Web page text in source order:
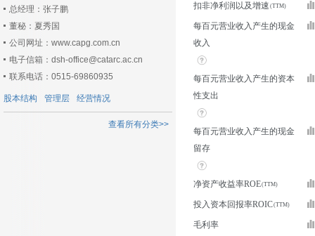
总经理：张子鹏
董秘：夏秀国
公司网址：www.capg.com.cn
电子信箱：dsh-office@catarc.ac.cn
联系电话：0515-69860935
股本结构 管理层 经营情况
查看所有分类>>
扣非净利润以及增速
每百元营业收入产生的现金
收入
每百元营业收入产生的资本
性支出
每百元营业收入产生的现金
留存
净资产收益率ROE
投入资本回报率ROIC
毛利率